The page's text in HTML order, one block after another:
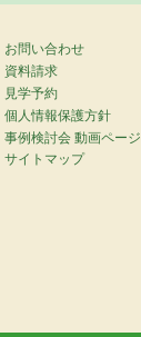
お問い合わせ
資料請求
見学予約
個人情報保護方針
事例検討会 動画ページ
サイトマップ